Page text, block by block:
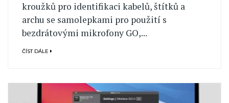
kroužků pro identifikaci kabelů, štítků a
archu se samolepkami pro použití s
bezdrátovými mikrofony GO,...
ČÍST DÁLE